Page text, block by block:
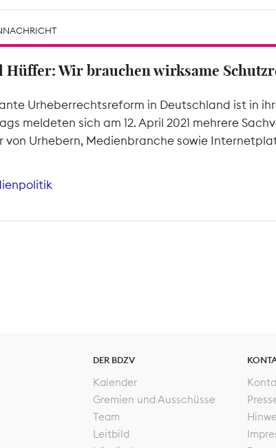
Hüffer: Wir brauchen wirksame
Urheberrechtsreform in Deutschland ist in
meldeten sich am 12. April 2021 mehrere
von Urhebern, Medienbranche sowie
DER BDZV
Kalender
Gremien und Ausschüsse
Team
Leitbild